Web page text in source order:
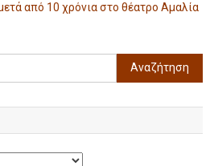
από 10 χρόνια στο θέατρο Αμαλία